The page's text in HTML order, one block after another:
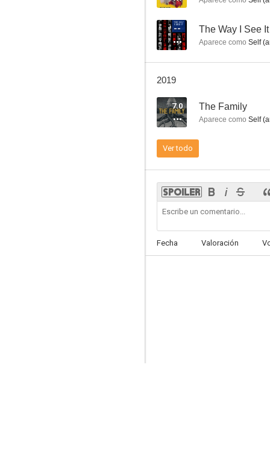
7.0
5.8
-- The Way I See It
Aparece como Self
2019
7.0 The Family
Aparece como Self
Ver todo
Fecha Valoración